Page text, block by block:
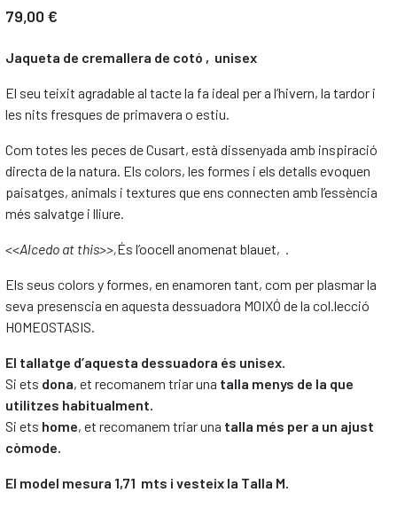
79,00 €
Jaqueta de cremallera de cotó , unisex
El seu teixit agradable al tacte la fa ideal per a l’hivern, la tardor i
les nits fresques de primavera o estiu.
Com totes les peces de Cusart, està dissenyada amb inspiració
directa de la natura. Els colors, les formes i els detalls evoquen
paisatges, animals i textures que ens connecten amb l’essència
més salvatge i lliure.
<<Alcedo at this>>,És l’oocell anomenat blauet, .
Els seus colors y formes, en enamoren tant, com per plasmar la
seva presenscia en aquesta dessuadora MOIXÓ de la col.lecció
HOMEOSTASIS.
El tallatge d’aquesta dessuadora és unisex.
Si ets dona, et recomanem triar una talla menys de la que
utilitzes habitualment.
Si ets home, et recomanem triar una talla més per a un ajust
còmode.
El model mesura 1,71 mts i vesteix la Talla M.